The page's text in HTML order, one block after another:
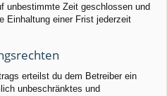
unbestimmte Zeit geschlossen und
Einhaltung einer Frist jederzeit
erteilst du dem Betreiber ein
unbeschränktes und